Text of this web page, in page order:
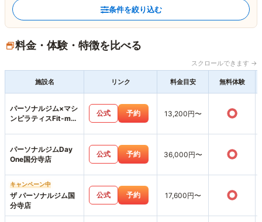
条件を絞り込む
料金・体験・特徴を比べる
スクロールできます →
施設名 リンク 料金目安 無料体験
パーソナルジム×マシ
ンピラティスFit-me
公式 予約 13,200円〜 ○
パーソナルジムDay
One国分寺店
公式 予約 36,000円〜 ○
キャンペーン中
ザ パーソナルジム国
分寺店
公式 予約 17,600円〜 ○